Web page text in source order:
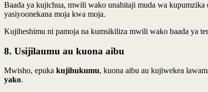
Baada ya kujichua, mwili wako unahitaji muda wa kupumzika
yasiyoonekana moja kwa moja.
Kujiheshimu ni pamoja na kumsikiliza mwili wako baada ya
8. Usijilaumu au kuona aibu
Mwisho, epuka kujihukumu, kuona aibu au kujiwekea
yako.